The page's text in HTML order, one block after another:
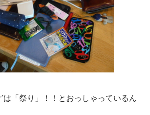
は「祭り」！！とおっしゃっているん